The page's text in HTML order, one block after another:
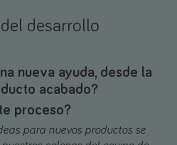
desarrollo
nueva ayuda, desde la
acabado?
proceso?
para nuevos productos se